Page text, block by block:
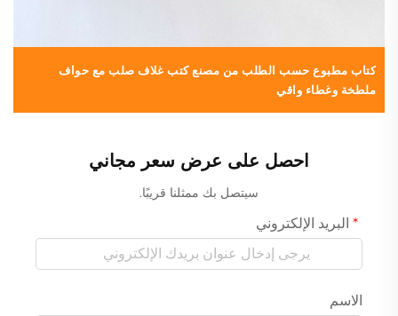
كتاب مطبوع حسب الطلب من مصنع كتب غلاف صلب مع حواف
ملطخة وغطاء واقي
احصل على عرض سعر مجاني
سيتصل بك ممثلنا قريبًا.
البريد الإلكتروني
الاسم